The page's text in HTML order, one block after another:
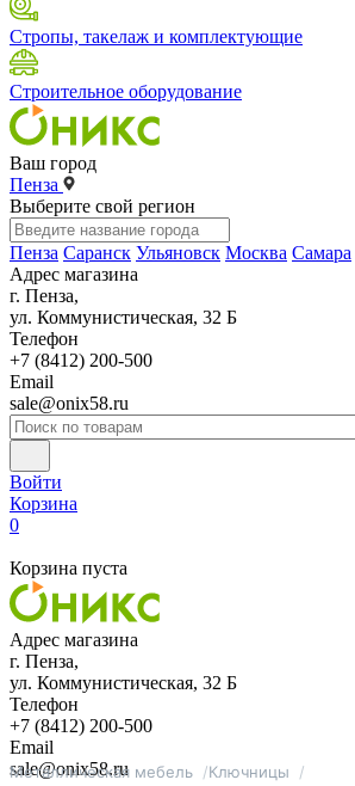
Стропы, такелаж и комплектующие
Строительное оборудование
Ваш город
Пенза
Выберите свой регион
Пенза Саранск Ульяновск Москва Самара
Адрес магазина
г. Пенза,
ул. Коммунистическая, 32 Б
Телефон
+7 (8412) 200-500
Email
sale@onix58.ru
Войти
Корзина
0
Корзина пуста
Адрес магазина
г. Пенза,
ул. Коммунистическая, 32 Б
Телефон
+7 (8412) 200-500
Email
sale@onix58.ru
Металлическая мебель Ключницы